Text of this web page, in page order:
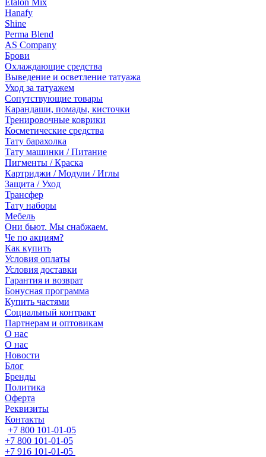
Etalon Mix
Hanafy
Shine
Perma Blend
AS Company
Брови
Охлаждающие средства
Выведение и осветление татуажа
Уход за татуажем
Сопутствующие товары
Карандаши, помады, кисточки
Тренировочные коврики
Косметические средства
Тату барахолка
Тату машинки / Питание
Пигменты / Краска
Картриджи / Модули / Иглы
Защита / Уход
Трансфер
Тату наборы
Мебель
Они бьют. Мы снабжаем.
Че по акциям?
Как купить
Условия оплаты
Условия доставки
Гарантия и возврат
Бонусная программа
Купить частями
Социальный контракт
Партнерам и оптовикам
О нас
О нас
Новости
Блог
Бренды
Политика
Оферта
Реквизиты
Контакты
+7 800 101-01-05
+7 800 101-01-05
+7 916 101-01-05